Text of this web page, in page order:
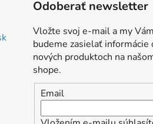
Odoberať newsletter
Vložte svoj e-mail a my Vám
budeme zasielať informácie
nových produktoch na
shope.
Email